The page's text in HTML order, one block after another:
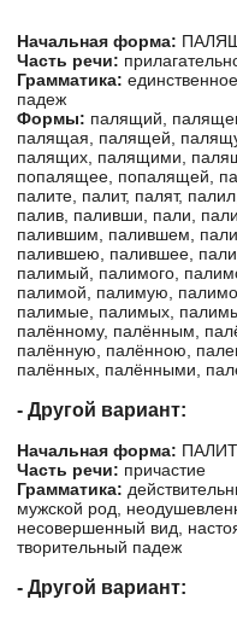
Начальная форма:
Часть речи:
Грамматика:
падеж
Формы: палящий,
палящая, палящей,
палящих, палящими,
попалящее, попалящей,
палите, палит, палят,
палив, паливши, пали,
палившим, палившем,
палившею, палившее,
палимый, палимого,
палимой, палимую,
палимые, палимых,
палённому, палённым,
палённую, палённою,
палённых, палёнными,
- Другой вариант:
Начальная форма:
Часть речи: причастие
Грамматика:
мужской род,
несовершенный вид,
творительный падеж
- Другой вариант: